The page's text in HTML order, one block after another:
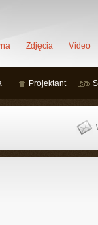
Zdjęcia Video
Projektant